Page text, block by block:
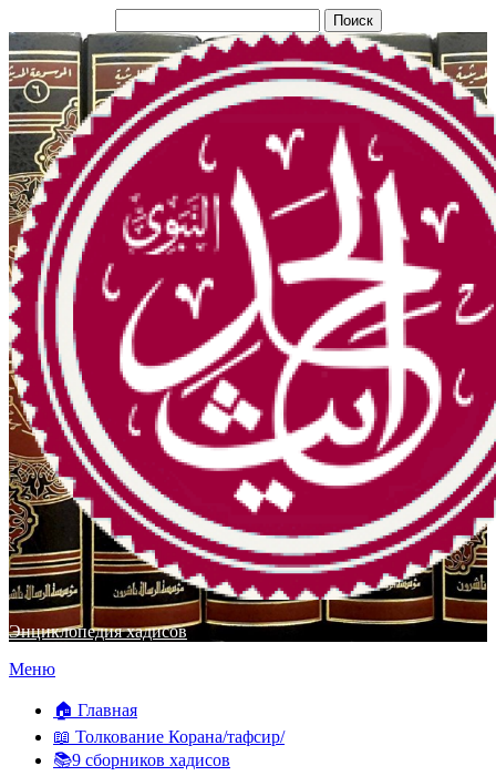
Энциклопедия хадисов
Перейти
содержимому
Меню
🏠 Главная
📖 Толкование Корана/тафсир/
📚9 сборников хадисов